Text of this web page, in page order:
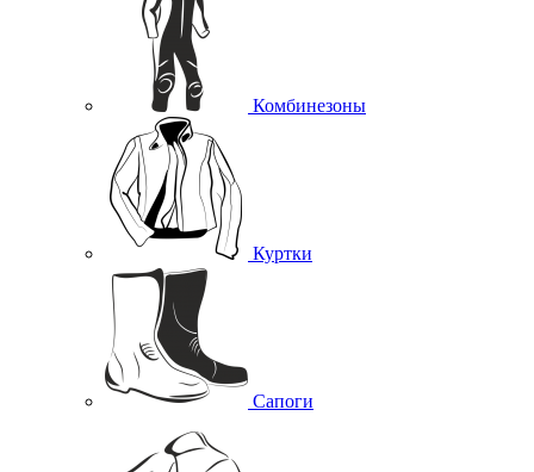
Комбинезоны
Куртки
Сапоги